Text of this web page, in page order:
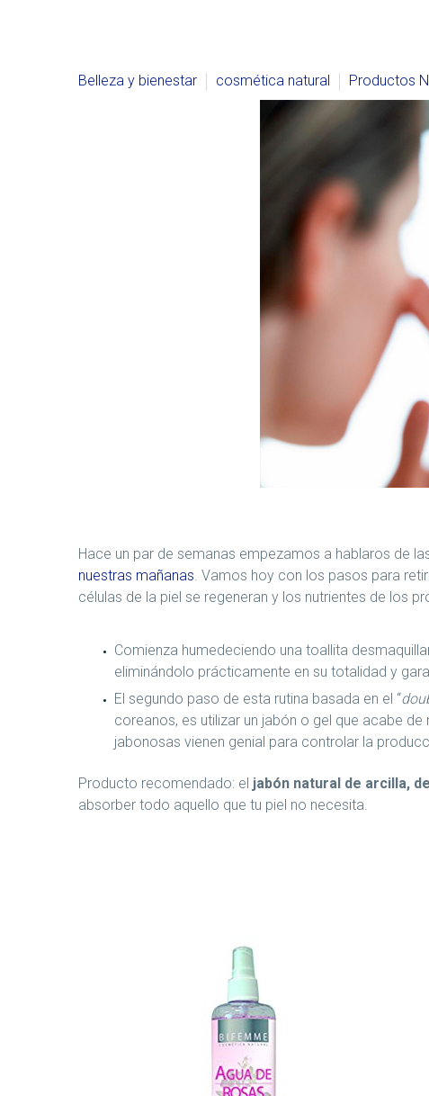
Belleza y bienestar cosmética natural Productos
Hace un par de semanas empezamos a hablaros de
nuestras mañanas . Vamos hoy con los pasos para
células de la piel se regeneran y los nutrientes de los
Comienza humedeciendo una toallita
eliminándolo prácticamente en su totalidad y
El segundo paso de esta rutina basada en el “
coreanos, es utilizar un jabón o gel que acabe
jabonosas vienen genial para controlar la
Producto recomendado: el jabón natural de arcilla,
absorber todo aquello que tu piel no necesita.